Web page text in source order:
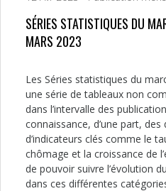
SÉRIES STATISTIQUES DU
MARS 2023
Les Séries statistiques du
une série de tableaux non
dans l’intervalle des
connaissance, d’une part,
d’indicateurs clés comme le
chômage et la croissance de
de pouvoir suivre l’évolution
dans ces différentes